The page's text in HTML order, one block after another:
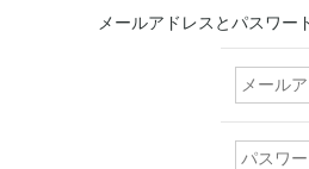
メールアドレスとパスワー